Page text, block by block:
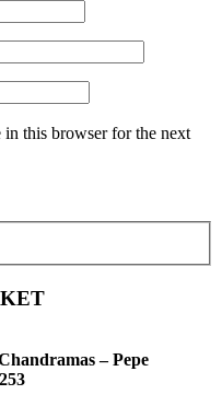
in this browser for the next
– Pepe